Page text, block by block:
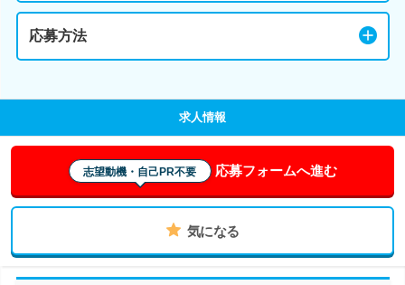
応募方法
求人情報
志望動機・自己PR不要 応募フォームへ進む
気になる